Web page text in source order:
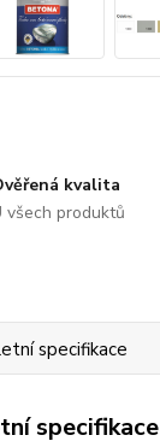
kvalita
všech produktů
specifikace
specifikace